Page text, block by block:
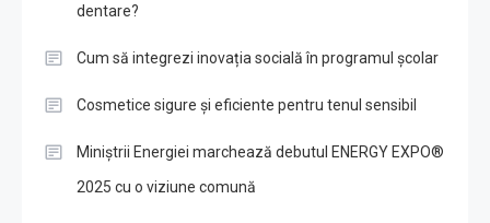
dentare?
Cum să integrezi inovația socială în programul școlar
Cosmetice sigure și eficiente pentru tenul sensibil
Miniștrii Energiei marchează debutul ENERGY EXPO®
2025 cu o viziune comună